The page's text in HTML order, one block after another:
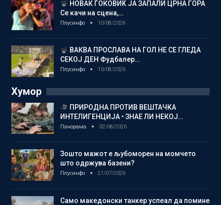
НОВАК ЃОКОВИЌ ЈА ЗАПАЛИ ЦРНА ГОРА
Се качи на сцена,…
Плусинфо 10/08/2026
ВАКВА ПРОСЛАВА НА ГОЛ НЕ СЕ ГЛЕДА
СЕКОЈ ДЕН Фудбалер…
Плусинфо 10/08/2026
Хумор
ПРИРОДНА ПРОТИВ ВЕШТАЧКА
ИНТЕЛИГЕНЦИЈА • ЗНАЕ ЛИ НЕКОЈ…
Панорама 02/08/2026
Зошто мажот е љубоморен на момчето
што одржува базени?
Плусинфо 21/07/2026
Само македонски танкер успеал да помине